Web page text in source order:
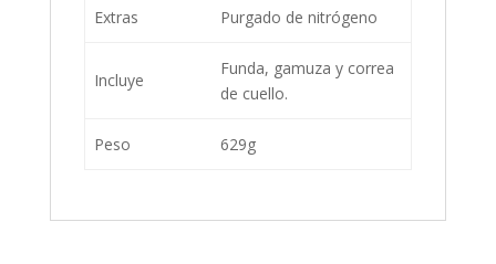
Extras Purgado de nitrógeno
Incluye
Funda, gamuza y correa
de cuello.
Peso 629g